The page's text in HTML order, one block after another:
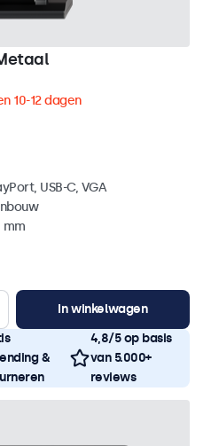
10-12 dagen
USB-C, VGA
mm
In winkelwagen
&
4,8/5 op basis
van 5.000+
reviews